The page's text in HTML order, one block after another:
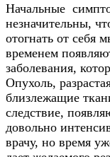
Начальные
незначительны,
отогнать от себя
временем
заболевания,
Опухоль,
близлежащие
следствие,
довольно
врачу, но время